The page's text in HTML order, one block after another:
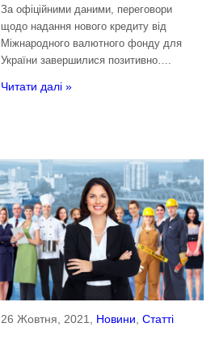
За офіційними даними, переговори
щодо надання нового кредиту від
Міжнародного валютного фонду для
України завершилися позитивно….
Читати далі »
26 Жовтня, 2021, Новини, Статті